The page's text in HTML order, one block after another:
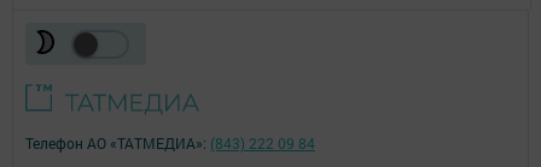
Телефон АО «ТАТМЕДИА»: (843) 222 09 84